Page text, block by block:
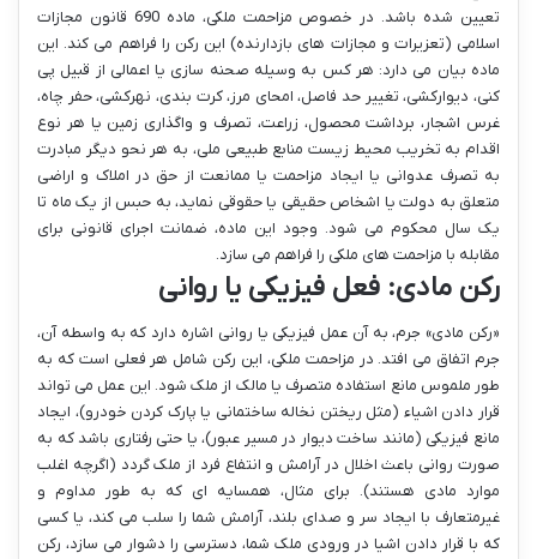
تعیین شده باشد. در خصوص مزاحمت ملکی، ماده 690 قانون مجازات
اسلامی (تعزیرات و مجازات های بازدارنده) این رکن را فراهم می کند. این
ماده بیان می دارد: هر کس به وسیله صحنه سازی یا اعمالی از قبیل پی
کنی، دیوارکشی، تغییر حد فاصل، امحای مرز، کرت بندی، نهرکشی، حفر چاه،
غرس اشجار، برداشت محصول، زراعت، تصرف و واگذاری زمین یا هر نوع
اقدام به تخریب محیط زیست منابع طبیعی ملی، به هر نحو دیگر مبادرت
به تصرف عدوانی یا ایجاد مزاحمت یا ممانعت از حق در املاک و اراضی
متعلق به دولت یا اشخاص حقیقی یا حقوقی نماید، به حبس از یک ماه تا
یک سال محکوم می شود. وجود این ماده، ضمانت اجرای قانونی برای
مقابله با مزاحمت های ملکی را فراهم می سازد.
رکن مادی: فعل فیزیکی یا روانی
«رکن مادی» جرم، به آن عمل فیزیکی یا روانی اشاره دارد که به واسطه آن،
جرم اتفاق می افتد. در مزاحمت ملکی، این رکن شامل هر فعلی است که به
طور ملموس مانع استفاده متصرف یا مالک از ملک شود. این عمل می تواند
قرار دادن اشیاء (مثل ریختن نخاله ساختمانی یا پارک کردن خودرو)، ایجاد
مانع فیزیکی (مانند ساخت دیوار در مسیر عبور)، یا حتی رفتاری باشد که به
صورت روانی باعث اخلال در آرامش و انتفاع فرد از ملک گردد (اگرچه اغلب
موارد مادی هستند). برای مثال، همسایه ای که به طور مداوم و
غیرمتعارف با ایجاد سر و صدای بلند، آرامش شما را سلب می کند، یا کسی
که با قرار دادن اشیا در ورودی ملک شما، دسترسی را دشوار می سازد، رکن